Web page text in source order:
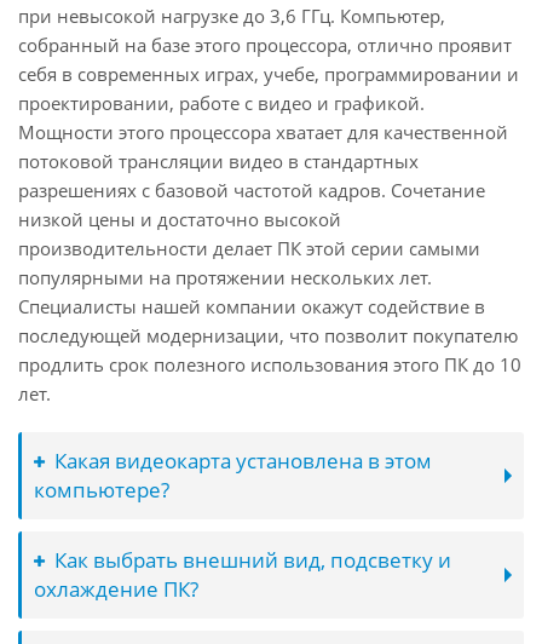
при невысокой нагрузке до 3,6 ГГц. Компьютер,
собранный на базе этого процессора, отлично проявит
себя в современных играх, учебе, программировании и
проектировании, работе с видео и графикой.
Мощности этого процессора хватает для качественной
потоковой трансляции видео в стандартных
разрешениях с базовой частотой кадров. Сочетание
низкой цены и достаточно высокой
производительности делает ПК этой серии самыми
популярными на протяжении нескольких лет.
Специалисты нашей компании окажут содействие в
последующей модернизации, что позволит покупателю
продлить срок полезного использования этого ПК до 10
лет.
Какая видеокарта установлена в этом
компьютере?
Как выбрать внешний вид, подсветку и
охлаждение ПК?